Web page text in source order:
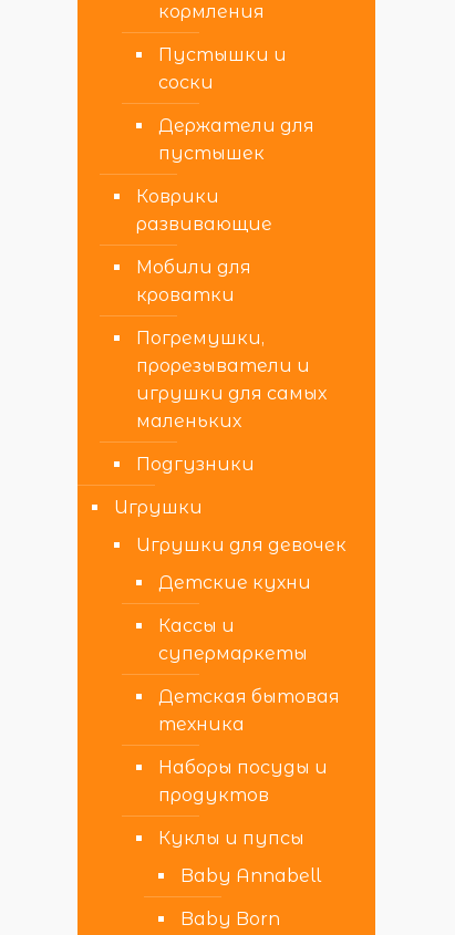
кормления
Пустышки и
соски
Держатели для
пустышек
Коврики
развивающие
Мобили для
кроватки
Погремушки,
прорезыватели и
игрушки для самых
маленьких
Подгузники
Игрушки
Игрушки для девочек
Детские кухни
Кассы и
супермаркеты
Детская бытовая
техника
Наборы посуды и
продуктов
Куклы и пупсы
Baby Annabell
Baby Born